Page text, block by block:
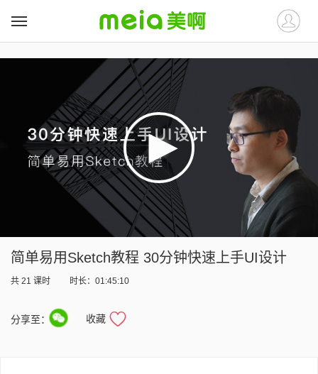
简单易用Sketch教程 30分钟快速上手UI设计
共 21 课时 时长：01:45:10
分享至： 收藏